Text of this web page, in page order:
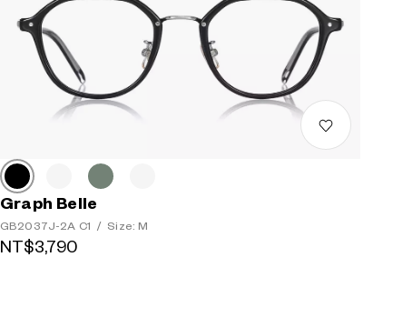
Graph Belle
GB2037J-2A C1 / Size: M
NT$3,790